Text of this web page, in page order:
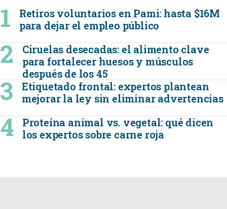
Retiros voluntarios en Pami: hasta $16M
para dejar el empleo público
Ciruelas desecadas: el alimento clave
para fortalecer huesos y músculos
después de los 45
Etiquetado frontal: expertos plantean
mejorar la ley sin eliminar advertencias
Proteína animal vs. vegetal: qué dicen
los expertos sobre carne roja